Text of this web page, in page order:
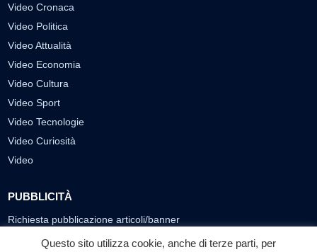
Video Cronaca
Video Politica
Video Attualità
Video Economia
Video Cultura
Video Sport
Video Tecnologie
Video Curiosità
Video
PUBBLICITÀ
Richiesta pubblicazione articoli/banner
SEGUICI SUI SOCIAL
Questo sito utilizza cookie, anche di terze parti, per